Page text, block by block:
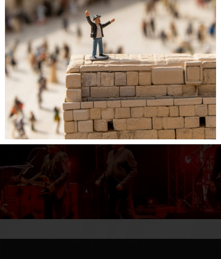
האמפיתאטרון
מיני ישראל